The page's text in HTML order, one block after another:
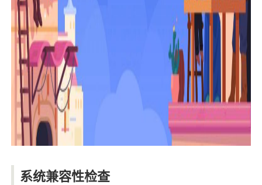
系统兼容性检查